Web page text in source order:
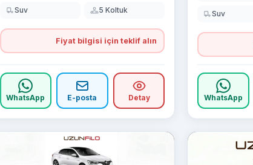
Suv 5 Koltuk
Fiyat bilgisi için teklif alın
WhatsApp E-posta Detay
Suv
WhatsApp